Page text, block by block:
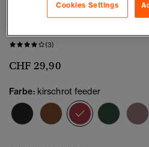
3 FÜR CHF79.9
(3)
CHF 29,90
Farbe: kirschrot feeder
Ausgewählt
Cookies Settings